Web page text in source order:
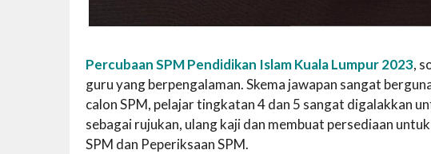
Percubaan SPM Pendidikan Islam Kuala Lumpur 2023,
guru yang berpengalaman. Skema jawapan sangat
calon SPM, pelajar tingkatan 4 dan 5 sangat digalakkan
sebagai rujukan, ulang kaji dan membuat persediaan
SPM dan Peperiksaan SPM.